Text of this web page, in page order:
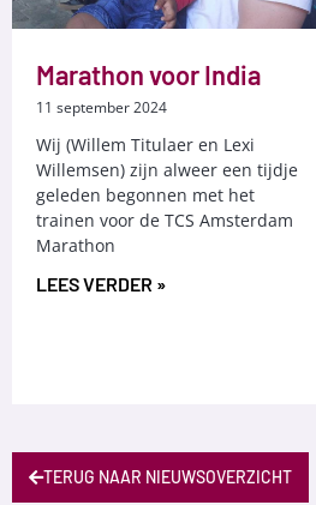
Marathon voor India
11 september 2024
Wij (Willem Titulaer en Lexi
Willemsen) zijn alweer een tijdje
geleden begonnen met het
trainen voor de TCS Amsterdam
Marathon
LEES VERDER »
TERUG NAAR NIEUWSOVERZICHT